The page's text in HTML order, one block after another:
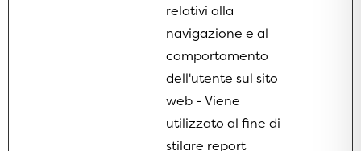
relativi alla
navigazione e al
comportamento
dell'utente sul sito
web - Viene
utilizzato al fine di
stilare report